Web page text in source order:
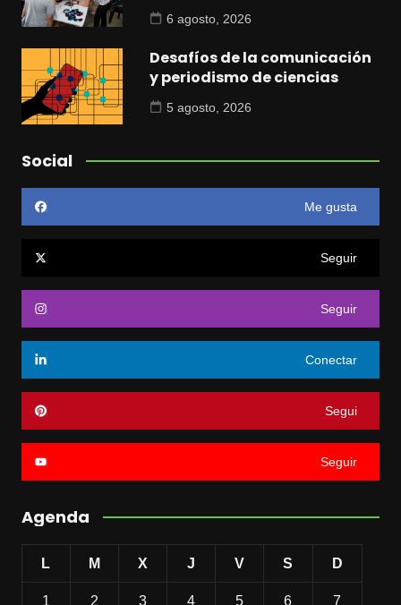
6 agosto, 2026
Desafíos de la comunicación
y periodismo de ciencias
5 agosto, 2026
Social
Me gusta
Seguir
Seguir
Conectar
Segui
Seguir
Agenda
L M X J V S D
1 2 3 4 5 6 7